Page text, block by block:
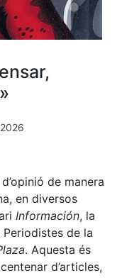
de manera
en diversos
Información, la
Periodistes de la
. Aquesta és
d’articles,